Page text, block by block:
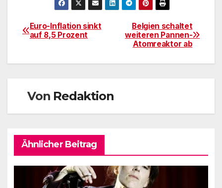
Beitragsnavigation
Belgien schaltet
weiteren Pannen-
Atomreaktor ab
Euro-Inflation sinkt
auf 8,5 Prozent
Von Redaktion
Ähnlicher Beitrag